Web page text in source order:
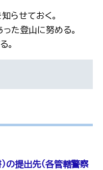
らせておく。
た登山に努める。
。
の提出先（各管轄警察